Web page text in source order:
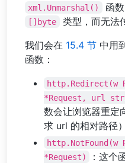
xml.Unmarshal() 函
[]byte 类型，而无法
我们会在 15.4 节 中用
函数：
http.Redirect(w
*Request, url
数会让浏览器重定
求 url 的相对路径
http.NotFound(w
*Request)
：这个